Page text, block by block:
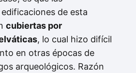
de esta
cubiertas por
, lo cual hizo difícil
en otras épocas de
arqueológicos. Razón